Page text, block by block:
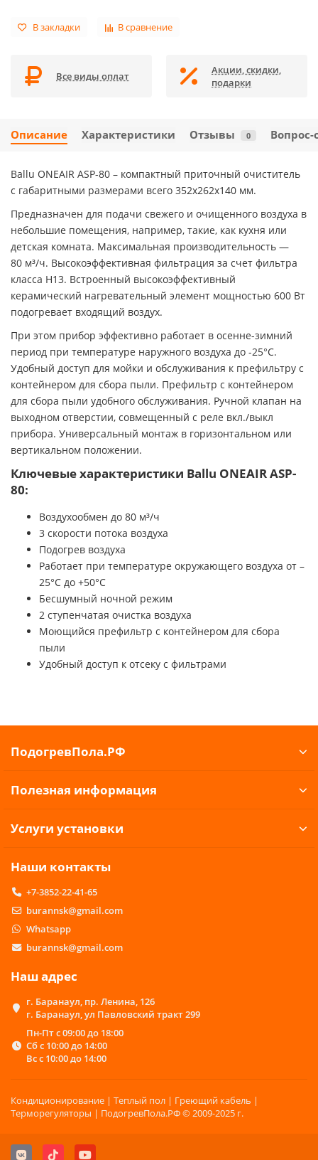
В закладки В сравнение
Все виды оплат
Акции, скидки,
подарки
Описание Характеристики Отзывы 0 Вопрос-
Ballu ONEAIR ASP-80 – компактный приточный очиститель
с габаритными размерами всего 352х262х140 мм.
Предназначен для подачи свежего и очищенного воздуха в
небольшие помещения, например, такие, как кухня или
детская комната. Максимальная производительность —
80 м³/ч. Высокоэффективная фильтрация за счет фильтра
класса H13. Встроенный высокоэффективный
керамический нагревательный элемент мощностью 600 Вт
подогревает входящий воздух.
При этом прибор эффективно работает в осенне-зимний
период при температуре наружного воздуха до -25°С.
Удобный доступ для мойки и обслуживания к префильтру с
контейнером для сбора пыли. Префильтр с контейнером
для сбора пыли удобного обслуживания. Ручной клапан на
выходном отверстии, совмещенный с реле вкл./выкл
прибора. Универсальный монтаж в горизонтальном или
вертикальном положении.
Ключевые характеристики Ballu ONEAIR ASP-
80:
Воздухообмен до 80 м³/ч
3 скорости потока воздуха
Подогрев воздуха
Работает при температуре окружающего воздуха от –
25°С до +50°С
Бесшумный ночной режим
2 ступенчатая очистка воздуха
Моющийся префильтр с контейнером для сбора
пыли
Удобный доступ к отсеку с фильтрами
ПодогревПола.РФ
Полезная информация
Услуги установки
Наши контакты
+7-3852-22-41-65
burannsk@gmail.com
Whatsapp
burannsk@gmail.com
Наш адрес
г. Баранаул, пр. Ленина, 126
г. Баранаул, ул Павловский тракт 299
Пн-Пт с 09:00 до 18:00
Сб с 10:00 до 14:00
Вс с 10:00 до 14:00
Кондиционирование | Теплый пол | Греющий кабель |
Терморегуляторы | ПодогревПола.РФ © 2009-2025 г.